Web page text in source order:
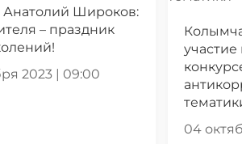
Анатолий Широков:
– праздник
2023 | 09:00
участие
04